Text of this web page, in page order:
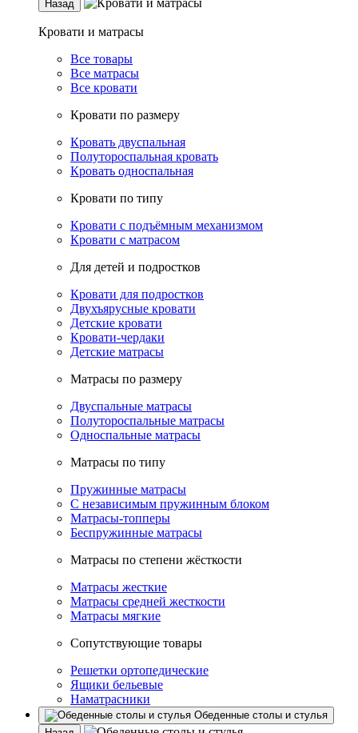
Назад
Кровати и матрасы
Все товары
Все матрасы
Все кровати
Кровати по размеру
Кровать двуспальная
Полутороспальная кровать
Кровать односпальная
Кровати по типу
Кровати с подъёмным механизмом
Кровати с матрасом
Для детей и подростков
Кровати для подростков
Двухъярусные кровати
Детские кровати
Кровати-чердаки
Детские матрасы
Матрасы по размеру
Двуспальные матрасы
Полутороспальные матрасы
Односпальные матрасы
Матрасы по типу
Пружинные матрасы
С независимым пружинным блоком
Матрасы-топперы
Беспружинные матрасы
Матрасы по степени жёсткости
Матрасы жесткие
Матрасы средней жесткости
Матрасы мягкие
Сопутствующие товары
Решетки ортопедические
Ящики бельевые
Наматрасники
Обеденные столы и стулья